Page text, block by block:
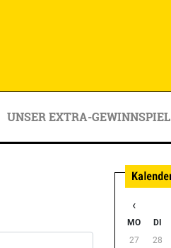
UNSER EXTRA-GEWINNSPIEL
‹
MO DI
27
28